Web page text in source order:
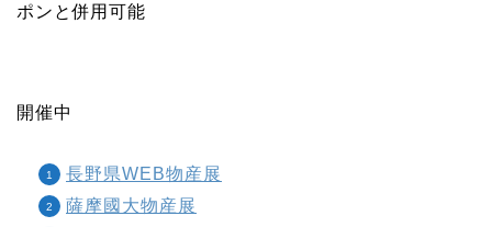
ポンと併用可能
開催中
長野県WEB物産展
薩摩國大物産展